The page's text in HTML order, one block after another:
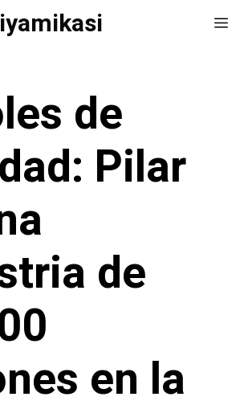
de
Pilar
de
en la